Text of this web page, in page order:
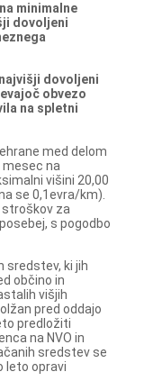
minimalne
dovoljeni
dovoljeni
obvezo
na spletni
med delom
mesec na
višini 20,00
se 0,1evra/km).
za
s pogodbo
sredstev, ki jih
občino in
višjih
pred oddajo
predložiti
na NVO in
sredstev se
leto opravi